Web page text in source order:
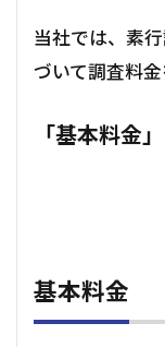
当社では、素
づいて調査料金
「基本料金
基本料金